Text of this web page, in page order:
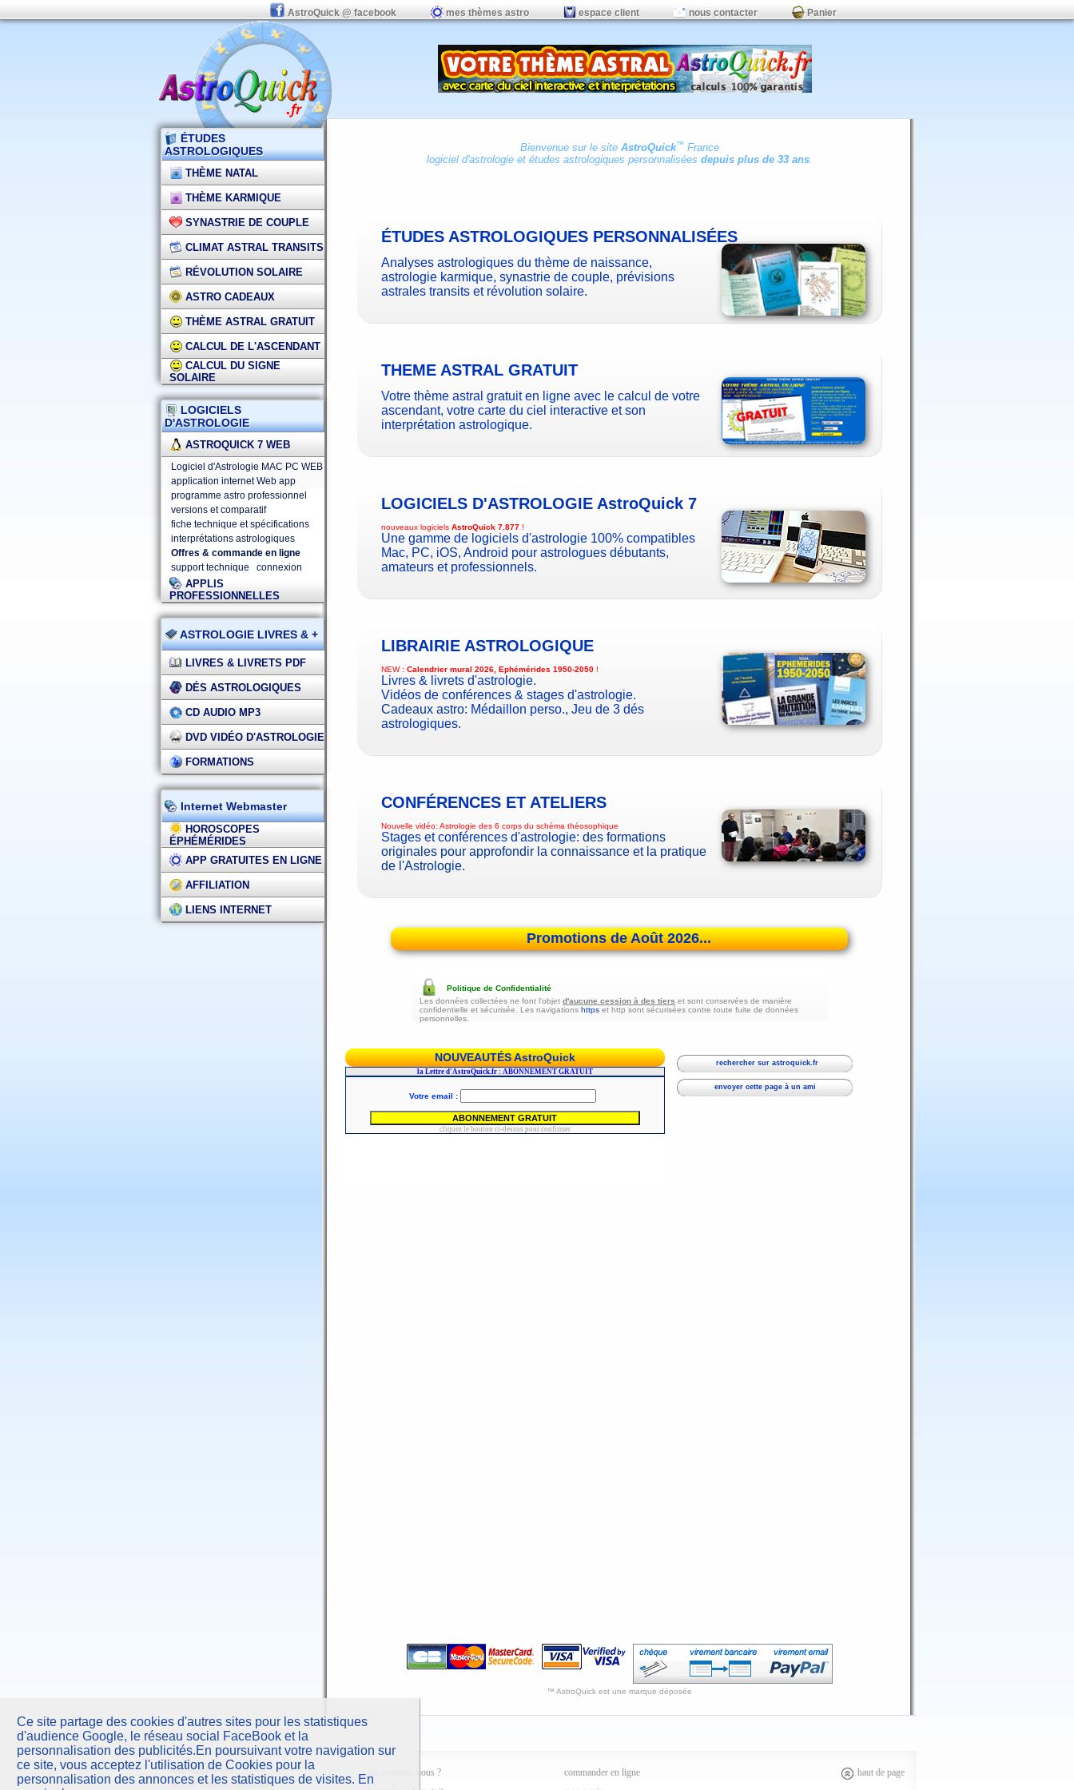
Ce site partage des cookies d'autres sites pour les statistiques
d'audience Google, le réseau social FaceBook et la
personnalisation des publicités.En poursuivant votre navigation sur
ce site, vous acceptez l'utilisation de Cookies pour la
personnalisation des annonces et les statistiques de visites. En
AstroQuick @ facebook mes thèmes astro espace client nous contacter Panier
ÉTUDES
ASTROLOGIQUES
THÈME NATAL
THÈME KARMIQUE
SYNASTRIE DE COUPLE
CLIMAT ASTRAL TRANSITS
RÉVOLUTION SOLAIRE
ASTRO CADEAUX
THÈME ASTRAL GRATUIT
CALCUL DE L'ASCENDANT
CALCUL DU SIGNE
SOLAIRE
LOGICIELS
D'ASTROLOGIE
ASTROQUICK 7 WEB
Logiciel d'Astrologie MAC PC WEB
application internet Web app
programme astro professionnel
versions et comparatif
fiche technique et spécifications
interprétations astrologiques
Offres & commande en ligne
support technique
connexion
APPLIS
PROFESSIONNELLES
ASTROLOGIE LIVRES & +
LIVRES & LIVRETS PDF
DÉS ASTROLOGIQUES
CD AUDIO MP3
DVD VIDÉO D'ASTROLOGIE
FORMATIONS
Internet Webmaster
HOROSCOPES
ÉPHÉMÉRIDES
APP GRATUITES EN LIGNE
AFFILIATION
LIENS INTERNET
Bienvenue sur le site AstroQuick™ France
logiciel d'astrologieet études astrologiques personnalisées depuis plus de 33 ans.
ÉTUDES ASTROLOGIQUES PERSONNALISÉES
Analyses astrologiques du thème de naissance,
astrologie karmique, synastrie de couple, prévisions
astrales transits et révolution solaire.
THEME ASTRAL GRATUIT
Votre thème astral gratuit en ligne avec le calcul de votre
ascendant, votre carte du ciel interactive et son
interprétation astrologique.
LOGICIELS D'ASTROLOGIE AstroQuick 7
nouveaux logiciels AstroQuick 7.877 !
Une gamme de logiciels d'astrologie 100% compatibles
Mac, PC, iOS, Android pour astrologues débutants,
amateurs et professionnels.
LIBRAIRIE ASTROLOGIQUE
NEW : Calendrier mural 2026, Ephémérides 1950-2050 !
Livres & livrets d'astrologie.
Vidéos de conférences & stages d'astrologie.
Cadeaux astro: Médaillon perso., Jeu de 3 dés
astrologiques.
CONFÉRENCES ET ATELIERS
Nouvelle vidéo: Astrologie des 6 corps du schéma théosophique
Stages et conférences d'astrologie: des formations
originales pour approfondir la connaissance et la pratique
de l'Astrologie.
Promotions de Août 2026...
Politique de Confidentialité
Les données collectées ne font l'objet d'aucune cession à des tiers et sont conservées de manière
confidentielle et sécurisée. Les navigations https et http sont sécurisées contre toute fuite de données
personnelles.
NOUVEAUTÉS AstroQuick rechercher sur astroquick.fr
envoyer cette page à un ami
™ AstroQuick est une marque déposée
AstroQuicksarl
10 Parc Club du Millénaire
qui sommes-nous ?
commander en ligne
haut de page